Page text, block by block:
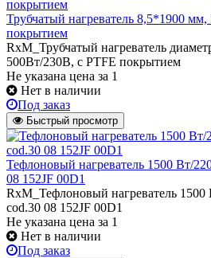
Трубчатый нагреватель 8,5*1900
покрытием
RxM_Трубчатый нагреватель
500Вт/230В, c PTFE покрытием
Не указана цена за 1
Нет в наличии
Под заказ
Быстрый просмотр
Тефлоновый нагреватель 1500 Вт/
08 152JF 00D1
RxM_Тефлоновый нагреватель
cod.30 08 152JF 00D1
Не указана цена за 1
Нет в наличии
Под заказ